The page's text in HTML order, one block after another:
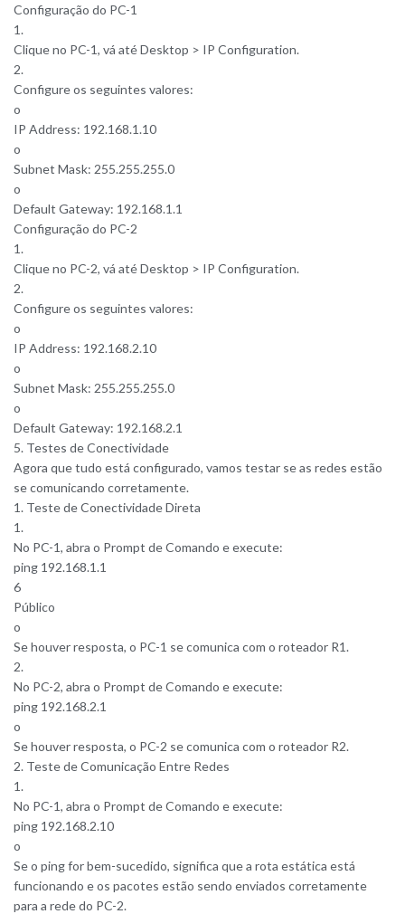
Configuração do PC-1
1.
Clique no PC-1, vá até Desktop > IP Configuration.
2.
Configure os seguintes valores:
o
IP Address: 192.168.1.10
o
Subnet Mask: 255.255.255.0
o
Default Gateway: 192.168.1.1
Configuração do PC-2
1.
Clique no PC-2, vá até Desktop > IP Configuration.
2.
Configure os seguintes valores:
o
IP Address: 192.168.2.10
o
Subnet Mask: 255.255.255.0
o
Default Gateway: 192.168.2.1
5️. Testes de Conectividade
Agora que tudo está configurado, vamos testar se as redes estão
se comunicando corretamente.
1. Teste de Conectividade Direta
1.
No PC-1, abra o Prompt de Comando e execute:
ping 192.168.1.1
6
Público
o
Se houver resposta, o PC-1 se comunica com o roteador R1.
2.
No PC-2, abra o Prompt de Comando e execute:
ping 192.168.2.1
o
Se houver resposta, o PC-2 se comunica com o roteador R2.
2. Teste de Comunicação Entre Redes
1.
No PC-1, abra o Prompt de Comando e execute:
ping 192.168.2.10
o
Se o ping for bem-sucedido, significa que a rota estática está
funcionando e os pacotes estão sendo enviados corretamente
para a rede do PC-2.